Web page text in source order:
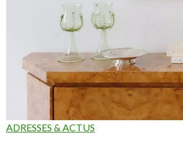
ADRESSES & ACTUS